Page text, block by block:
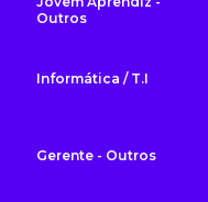
Outros
Informática / T.I
Gerente - Outros